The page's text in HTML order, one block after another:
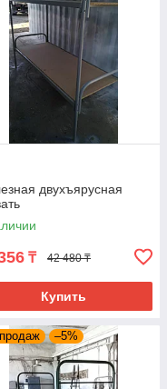
двухъярусная
₸ 42 480 ₸
Купить
–5%